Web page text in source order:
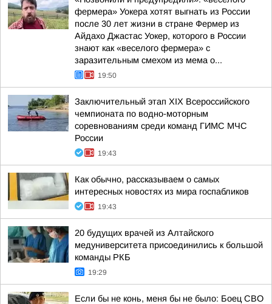
фермера» Уокера хотят выгнать из России
после 30 лет жизни в стране Фермер из
Айдахо Джастас Уокер, которого в России
знают как «веселого фермера» с
заразительным смехом из мема о...
19:50
Заключительный этап XIX Всероссийского
чемпионата по водно-моторным
соревнованиям среди команд ГИМС МЧС
России
19:43
Как обычно, рассказываем о самых
интересных новостях из мира госпабликов
19:43
20 будущих врачей из Алтайского
медуниверситета присоединились к большой
команды РКБ
19:29
Если бы не конь, меня бы не было: Боец СВО